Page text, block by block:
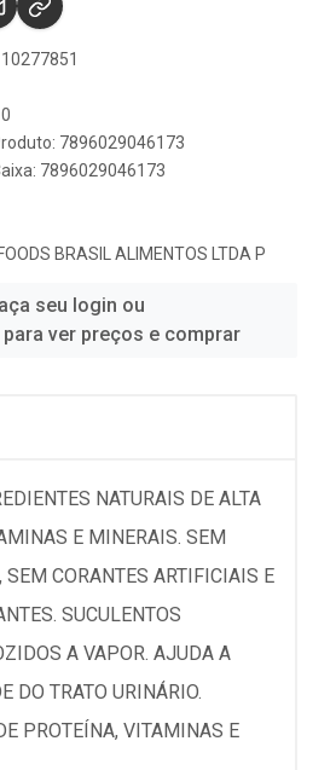
7896029046173
7896029046173
BRASIL ALIMENTOS LTDA P
seu login ou
ver preços e comprar
NATURAIS DE ALTA
E MINERAIS. SEM
SEM CORANTES ARTIFICIAIS E
SUCULENTOS
A VAPOR. AJUDA A
DO TRATO URINÁRIO.
PROTEÍNA, VITAMINAS E